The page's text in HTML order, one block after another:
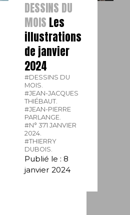
DESSINS DU
MOIS Les
illustrations
de janvier
2024
#DESSINS DU
MOIS.
#JEAN-JACQUES
THIÉBAUT.
#JEAN-PIERRE
PARLANGE.
#N° 371 JANVIER
2024.
#THIERRY
DUBOIS.
Publié le : 8
janvier 2024